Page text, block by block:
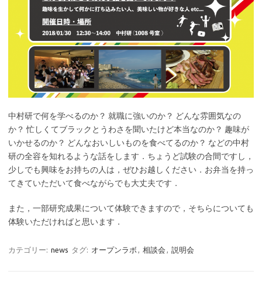
中村研で何を学べるのか？ 就職に強いのか？ どんな雰囲気なの
か？ 忙しくてブラックとうわさを聞いたけど本当なのか？ 趣味が
いかせるのか？ どんなおいしいものを食べてるのか？ などの中村
研の全容を知れるような話をします．ちょうど試験の合間ですし，
少しでも興味をお持ちの人は，ぜひお越しください．お弁当を持っ
てきていただいて食べながらでも大丈夫です．
また，一部研究成果について体験できますので，そちらについても
体験いただければと思います．
カテゴリー: news タグ: オープンラボ , 相談会 , 説明会